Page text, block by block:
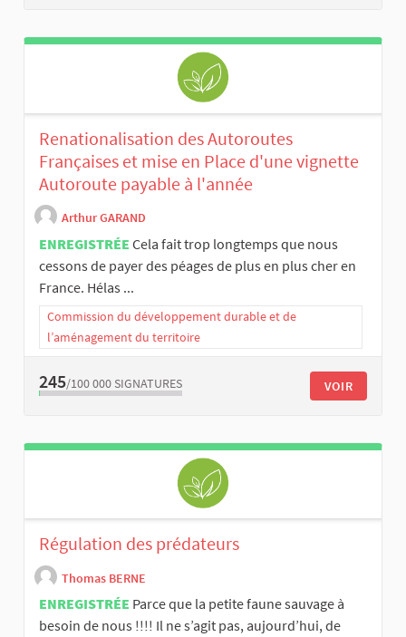
Renationalisation des Autoroutes
Françaises et mise en Place d'une vignette
Autoroute payable à l'année
Arthur GARAND
ENREGISTRÉE Cela fait trop longtemps que nous
cessons de payer des péages de plus en plus cher en
France. Hélas ...
Commission du développement durable et de
l’aménagement du territoire
245/100 000 SIGNATURES VOIR
Régulation des prédateurs
Thomas BERNE
ENREGISTRÉE Parce que la petite faune sauvage à
besoin de nous !!!! Il ne s’agit pas, aujourd’hui, de